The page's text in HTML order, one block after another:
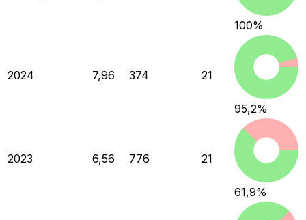
100%
2024 7,96 374 21
95,2%
2023 6,56 776 21
61,9%